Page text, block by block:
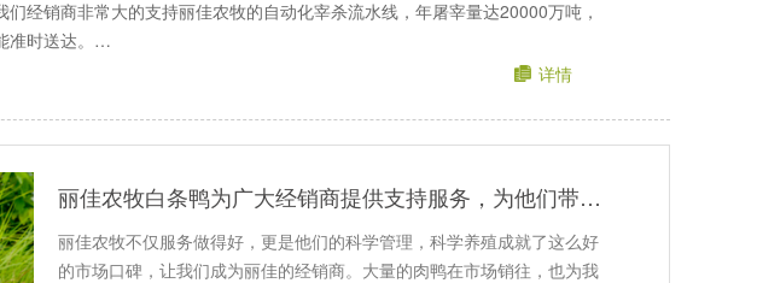
经销商非常大的支持丽佳农牧的自动化宰杀流水线，年屠宰量达20000万吨，
准时送达。…
详情
丽佳农牧白条鸭为广大经销商提供支持服务，为他们带来高收益
丽佳农牧不仅服务做得好，更是他们的科学管理，科学养殖成就了这么好
的市场口碑，让我们成为丽佳的经销商。大量的肉鸭在市场销往，也为我